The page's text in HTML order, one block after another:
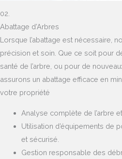
02.
Abattage d’Arbres
Lorsque l’abattage est nécessaire,
précision et soin. Que ce soit pour
santé de l’arbre, ou pour de
assurons un abattage efficace en
votre propriété
Analyse complète de l’arbre
Utilisation d’équipements de
et sécurisé.
Gestion responsable des